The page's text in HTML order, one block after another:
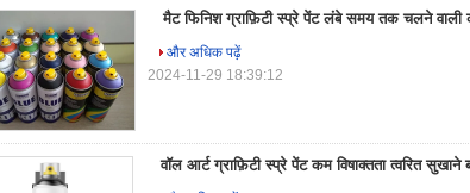
मैट फिनिश ग्राफ़िटी स्प्रे पेंट लंबे समय तक चलने वाली
और अधिक पढ़ें
2024-11-29 18:39:12
वॉल आर्ट ग्राफ़िटी स्प्रे पेंट कम विषाक्तता त्वरित